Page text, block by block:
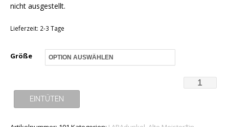
nicht ausgestellt.
Lieferzeit: 2-3 Tage
Größe
T-
EINTÜTEN